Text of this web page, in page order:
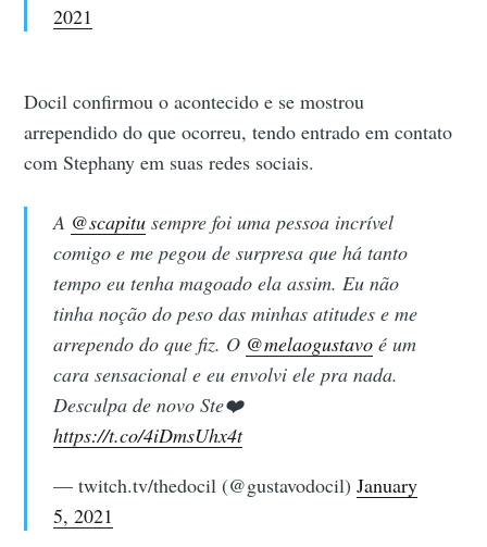
2021
Docil confirmou o acontecido e se mostrou
arrependido do que ocorreu, tendo entrado em contato
com Stephany em suas redes sociais.
A @scapitusempre foi uma pessoa incrível
comigo e me pegou de surpresa que há tanto
tempo eu tenha magoado ela assim. Eu não
tinha noção do peso das minhas atitudes e me
arrependo do que fiz. O @melaogustavoé um
cara sensacional e eu envolvi ele pra nada.
Desculpa de novo Ste❤️
https://t.co/4iDmsUhx4t
— twitch.tv/thedocil (@gustavodocil) January
5, 2021